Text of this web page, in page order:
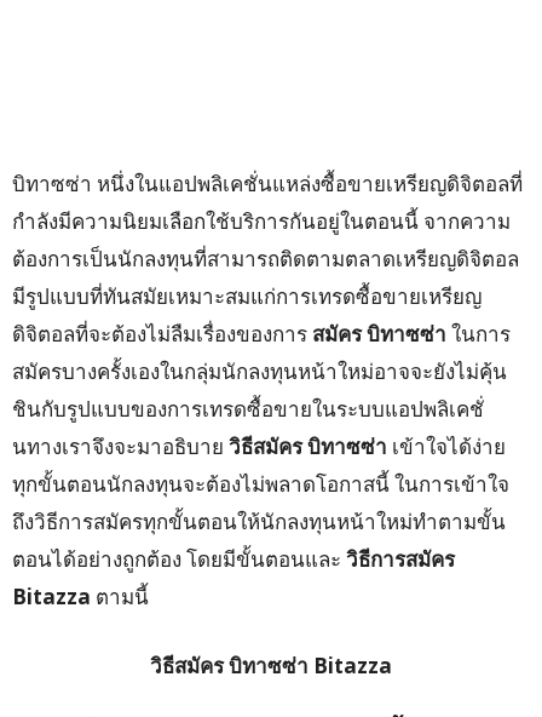
บิทาซซ่า หนึ่งในแอปพลิเคชั่นแหล่งซื้อขายเหรียญดิจิตอลที่
กำลังมีความนิยมเลือกใช้บริการกันอยู่ในตอนนี้ จากความ
ต้องการเป็นนักลงทุนที่สามารถติดตามตลาดเหรียญดิจิตอล
มีรูปแบบที่ทันสมัยเหมาะสมแก่การเทรดซื้อขายเหรียญ
ดิจิตอลที่จะต้องไม่ลืมเรื่องของการ สมัคร บิทาซซ่า ในการ
สมัครบางครั้งเองในกลุ่มนักลงทุนหน้าใหม่อาจจะยังไม่คุ้น
ชินกับรูปแบบของการเทรดซื้อขายในระบบแอปพลิเคชั่
นทางเราจึงจะมาอธิบาย วิธีสมัคร บิทาซซ่า เข้าใจได้ง่าย
ทุกขั้นตอนนักลงทุนจะต้องไม่พลาดโอกาสนี้ ในการเข้าใจ
ถึงวิธีการสมัครทุกขั้นตอนให้นักลงทุนหน้าใหม่ทำตามขั้น
ตอนได้อย่างถูกต้อง โดยมีขั้นตอนและ วิธีการสมัคร
Bitazza ตามนี้
วิธีสมัคร บิทาซซ่า Bitazza